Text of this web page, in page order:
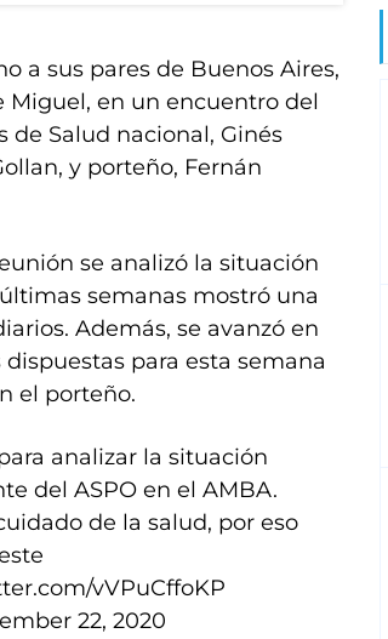
a sus pares de Buenos Aires,
Miguel, en un encuentro del
Salud nacional, Ginés
y porteño, Fernán
se analizó la situación
semanas mostró una
Además, se avanzó en
para esta semana
el porteño.
analizar la situación
del ASPO en el AMBA.
de la salud, por eso
vVPuCffoKP
22, 2020